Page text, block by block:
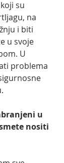
su
na
i biti
u svoje
U
problema
u
nositi